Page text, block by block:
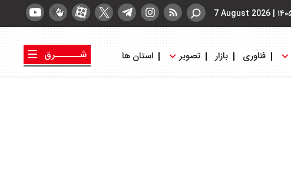
|
7 August 2026
فناوری بازار تصویر استان ها
شــــــرق